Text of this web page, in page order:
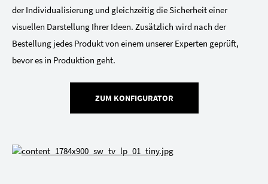
der Individualisierung und gleichzeitig die Sicherheit einer
visuellen Darstellung Ihrer Ideen. Zusätzlich wird nach der
Bestellung jedes Produkt von einem unserer Experten geprüft,
bevor es in Produktion geht.
ZUM KONFIGURATOR